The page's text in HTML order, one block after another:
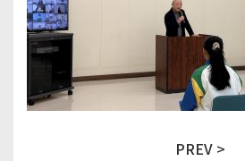
PREV >